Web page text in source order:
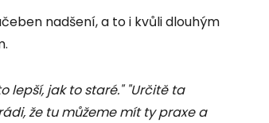
nadšení, a to i kvůli dlouhým
lepší, jak to staré." "Určitě ta
že tu můžeme mít ty praxe a